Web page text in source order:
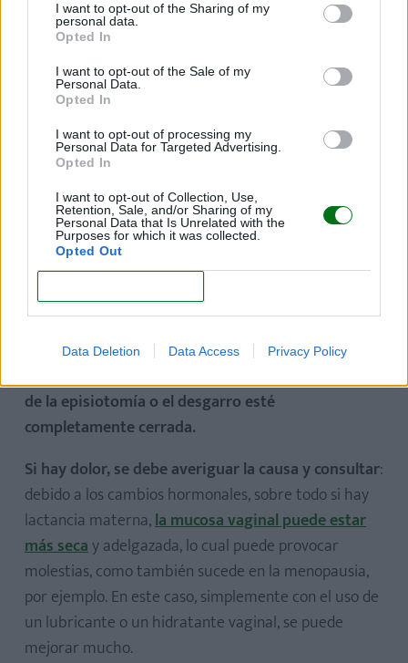
I want to opt-out of the Sharing of my
personal data.
Opted In
I want to opt-out of the Sale of my
Personal Data.
Opted In
I want to opt-out of processing my
Personal Data for Targeted Advertising.
Opted In
I want to opt-out of Collection, Use,
Retention, Sale, and/or Sharing of my
Personal Data that Is Unrelated with the
Purposes for which it was collected.
Opted Out
Data Deletion Data Access Privacy Policy
debe tratar. Masajes, vibración, fisioterapia,
trabajo de suelo pélvico
afectado cuando el bebé nace por cesárea)… Son
cuidados necesarios para recuperarse bien de la
intervención.
relaciones sexuales?
sexualidadentendida como mucho más que
penetración(caricias, estimulación del clítoris, sexo
oral…) es algo que muchas parejas tienen ganas de
retomar poco después del parto, y no hay problema.
Para retomar la penetración, se recomienda que
de la episiotomía o el desgarro esté
completamente cerrada.
Si hay dolor, se debe averiguar la causa y consultar:
debido a los cambios hormonales, sobre todo si hay
lactancia materna,la mucosa vaginal puede estar
más secay adelgazada, lo cual puede provocar
molestias, como también sucede en la menopausia,
por ejemplo. En este caso, simplemente con el uso de
un lubricante o un hidratante vaginal, se puede
mejorar mucho.